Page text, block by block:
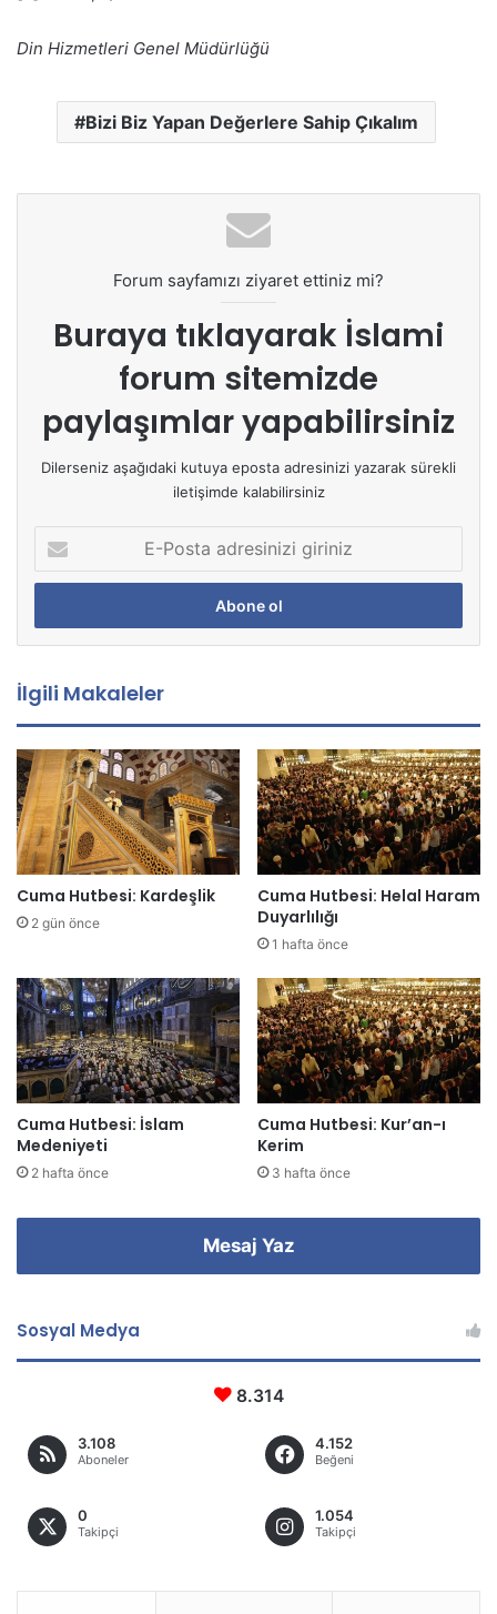
Din Hizmetleri Genel Müdürlüğü
Bizi Biz Yapan Değerlere Sahip Çıkalım
Forum sayfamızı ziyaret ettiniz mi?
Buraya tıklayarak İslami
forum sitemizde
paylaşımlar yapabilirsiniz
Dilerseniz aşağıdaki kutuya eposta adresinizi yazarak sürekli
iletişimde kalabilirsiniz
P
s
a
d
r
e
s
i
n
i
g
r
i
n
i
z
İlgili Makaleler
Cuma Hutbesi: Kardeşlik
2 gün önce
Cuma Hutbesi: Helal Haram
Duyarlılığı
1 hafta önce
Cuma Hutbesi: İslam
Medeniyeti
2 hafta önce
Cuma Hutbesi: Kur’an-ı
Kerim
3 hafta önce
Mesaj Yaz
Sosyal Medya
8.314
3.108
Aboneler
4.152
Beğeni
0
Takipçi
1.054
Takipçi